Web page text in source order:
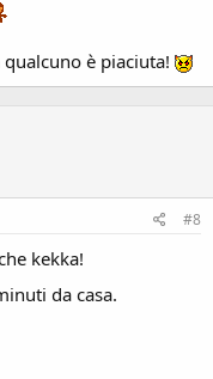
è piaciuta!
#8
kekka!
da casa.